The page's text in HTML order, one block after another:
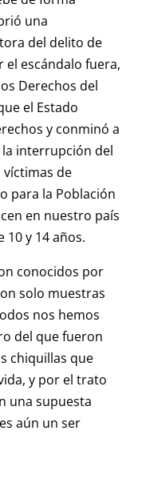
una
del delito de
el escándalo fuera,
Derechos del
el Estado
y conminó a
interrupción del
de
para la Población
en nuestro país
y 14 años.
conocidos por
solo muestras
nos hemos
del que fueron
chiquillas que
y por el trato
una supuesta
aún un ser